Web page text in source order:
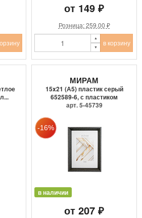
от 149 ₽
Розница: 259.00 ₽
в корзину
МИРАМ
15x21 (А5) пластик серый
652589-6, с пластиком
арт. 5-45739
в наличии
от 207 ₽